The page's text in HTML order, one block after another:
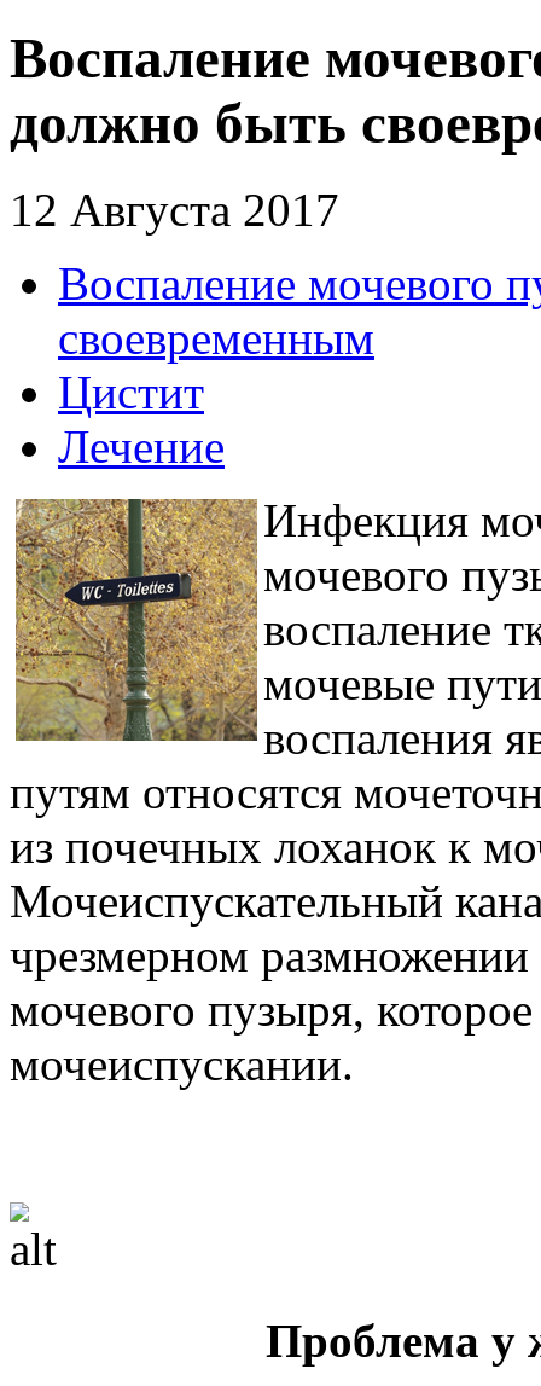
Воспаление
должно быть
12 Августа 2017
Воспаление мочевого
своевременным
Цистит
Лечение
Инфекция
мочевого
воспаление
мочевые
воспаления
путям относятся
из почечных лоханок к
Мочеиспускательный
чрезмерном размножении
мочевого пузыря,
мочеиспускании.
Проблема у